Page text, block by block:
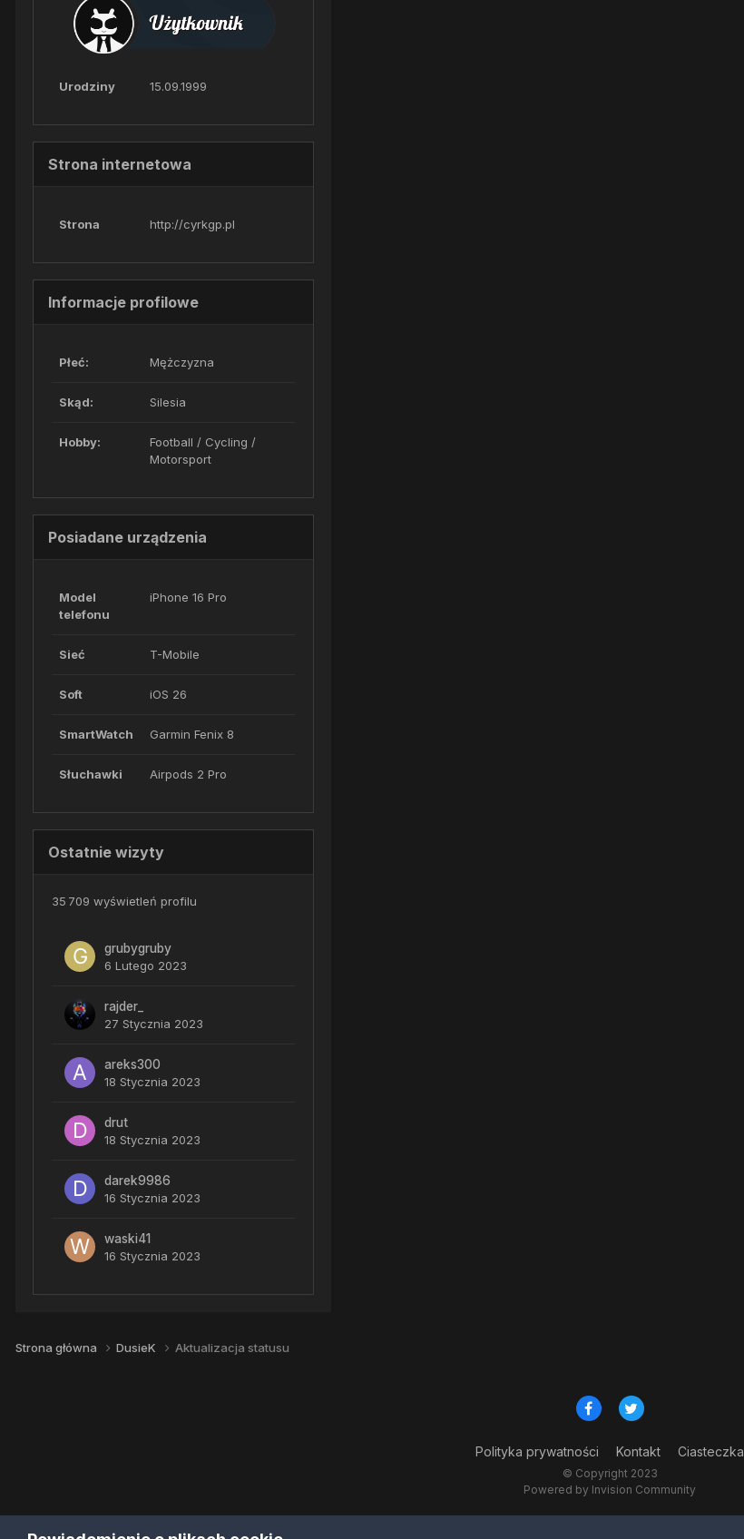
Urodziny 15.09.1999
Strona internetowa
Strona http://cyrkgp.pl
Informacje profilowe
Płeć: Mężczyzna
Skąd: Silesia
Hobby:
Football / Cycling /
Motorsport
Posiadane urządzenia
Model
telefonu
iPhone 16 Pro
Sieć T-Mobile
Soft iOS 26
SmartWatch Garmin Fenix 8
Słuchawki Airpods 2 Pro
Ostatnie wizyty
35 709 wyświetleń profilu
grubygruby
6 Lutego 2023
rajder_
27 Stycznia 2023
areks300
18 Stycznia 2023
drut
18 Stycznia 2023
darek9986
16 Stycznia 2023
waski41
16 Stycznia 2023
Strona główna DusieK Aktualizacja statusu
Polityka prywatności Kontakt Ciasteczka
© Copyright 2023
Powered by Invision Community